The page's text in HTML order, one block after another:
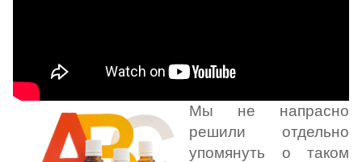
Мы не напрасно
решили отдельно
упомянуть о таком